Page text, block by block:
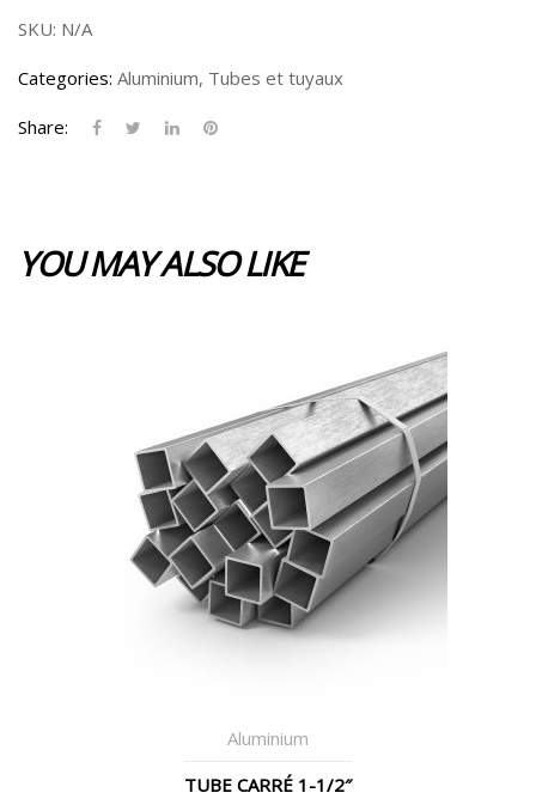
1/4"
SKU: N/A
Categories: Aluminium, Tubes et tuyaux
Share:
YOU MAY ALSO LIKE
Aluminium
TUBE CARRÉ 1-1/2″